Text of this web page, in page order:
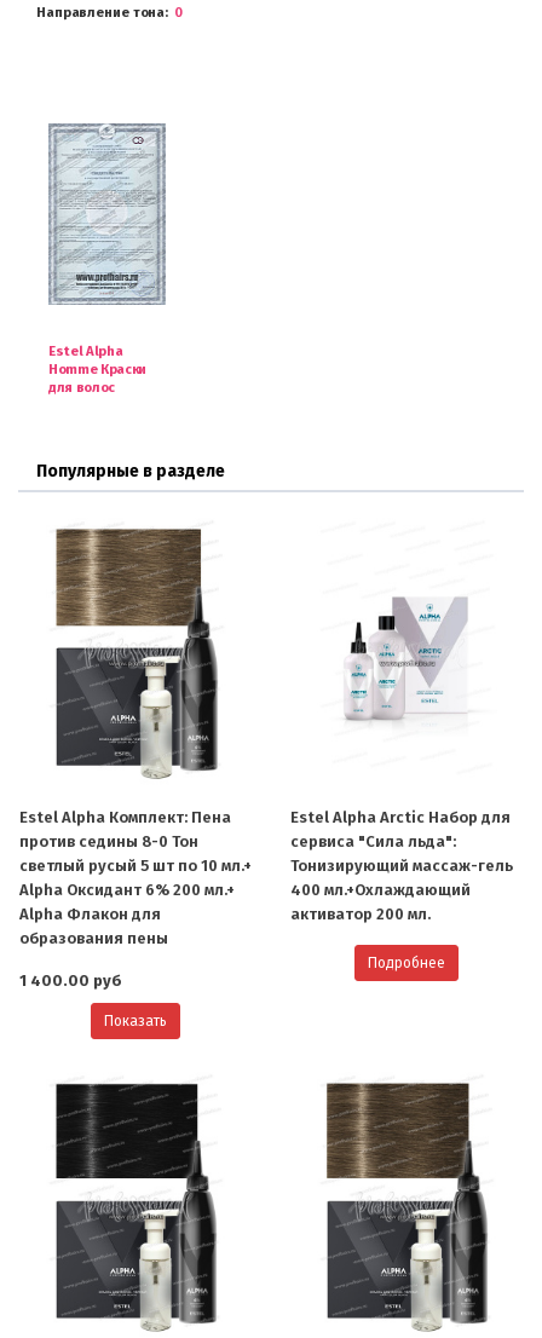
Направление тона 0
Estel Alpha
Homme Краски
для волос
Популярные в разделе
Estel Alpha Комплект: Пена
против седины 8-0 Тон
светлый русый 5 шт по 10 мл.+
Alpha Оксидант 6% 200 мл.+
Alpha Флакон для
образования пены
1 400.00 руб
Показать
Estel Alpha Arctic Набор для
сервиса "Сила льда":
Тонизирующий массаж-гель
400 мл.+Охлаждающий
активатор 200 мл.
Подробнее